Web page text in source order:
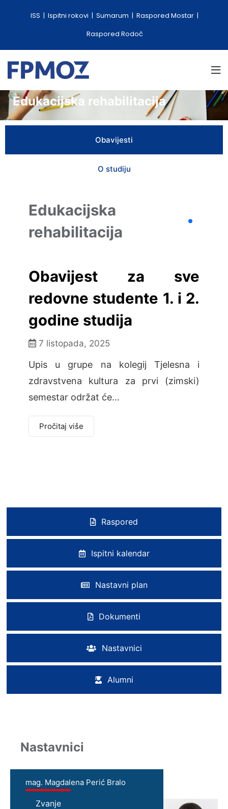
ISS Ispitni rokovi Sumarum
Raspored Mostar
Raspored Rodoč
Edukacijska rehabilitacija
Obavijesti
O studiju
Edukacijska
rehabilitacija
Obavijest za sve
redovne studente 1. i 2.
godine studija
7 listopada, 2025
Upis u grupe na kolegij Tjelesna i
zdravstvena kultura za prvi (zimski)
semestar održat će…
Pročitaj više
Raspored
Ispitni kalendar
Nastavni plan
Dokumenti
Nastavnici
Alumni
Nastavnici
mag. Magdalena Perić Bralo
Zvanje